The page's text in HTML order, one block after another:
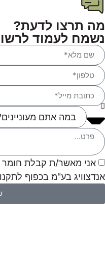
מה תרצו לדעת?
נשמח לעמוד
אני מאשר/ת קבלת חומר
אנדצוויג בע"מ בכפוף